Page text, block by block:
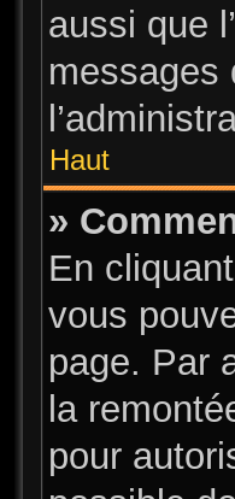
aussi que
messages
Haut
»
En
vous
page. Par
la
pour